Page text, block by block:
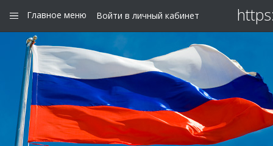
Главное меню Войти в личный кабинет